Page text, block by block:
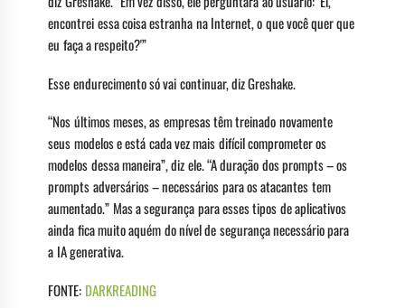
encontrei essa coisa estranha na Internet, o que você quer que
eu faça a respeito?'”
Esse endurecimento só vai continuar, diz Greshake.
“Nos últimos meses, as empresas têm treinado novamente
seus modelos e está cada vez mais difícil comprometer os
modelos dessa maneira”, diz ele. “A duração dos prompts – os
prompts adversários – necessários para os atacantes tem
aumentado.” Mas a segurança para esses tipos de aplicativos
ainda fica muito aquém do nível de segurança necessário para
a IA generativa.
FONTE: DARKREADING